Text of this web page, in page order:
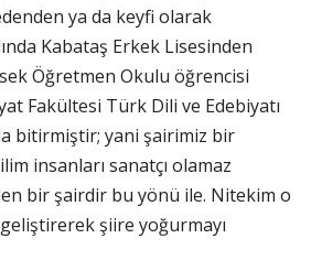
ya da keyfi olarak
Kabataş Erkek Lisesinden
Öğretmen Okulu öğrencisi
Fakültesi Türk Dili ve Edebiyatı
bitirmiştir; yani şairimiz bir
insanları sanatçı olamaz
bir şairdir bu yönü ile. Nitekim o
şiire yoğurmayı